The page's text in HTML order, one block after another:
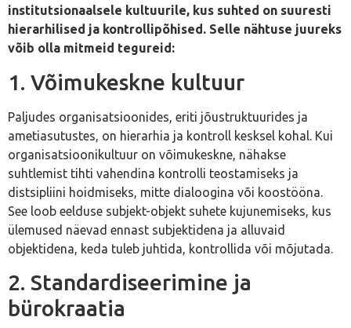
institutsionaalsele kultuurile, kus suhted on suuresti
hierarhilised ja kontrollipõhised. Selle nähtuse juureks
võib olla mitmeid tegureid:
1. Võimukeskne kultuur
Paljudes organisatsioonides, eriti jõustruktuurides ja
ametiasutustes, on hierarhia ja kontroll kesksel kohal. Kui
organisatsioonikultuur on võimukeskne, nähakse
suhtlemist tihti vahendina kontrolli teostamiseks ja
distsipliini hoidmiseks, mitte dialoogina või koostööna.
See loob eelduse subjekt-objekt suhete kujunemiseks, kus
ülemused näevad ennast subjektidena ja alluvaid
objektidena, keda tuleb juhtida, kontrollida või mõjutada.
2. Standardiseerimine ja
bürokraatia